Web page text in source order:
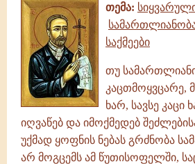
თემა:
საქმეები
თუ
კაცთმოყვცარე,
ხარ, სავსე კაცი
იღვაწებ და იმოქმედებ
უქმად ყოფნის ნებას გრძნობა
არ მოგცემს ამ წუთისოფელში,